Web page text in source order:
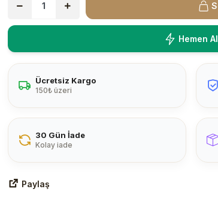
Hemen Al
Ücretsiz Kargo
150₺ üzeri
30 Gün İade
Kolay iade
Paylaş